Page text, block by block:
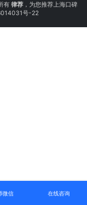
有 律荐，为您推荐上海口碑
号-22
微信 在线咨询